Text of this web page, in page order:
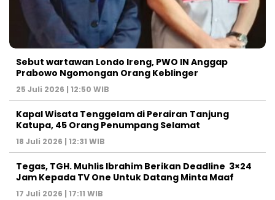
Sebut wartawan Londo Ireng, PWO IN Anggap
Prabowo Ngomongan Orang Keblinger
25 Juli 2026 | 12:50 WIB
Kapal Wisata Tenggelam di Perairan Tanjung
Katupa, 45 Orang Penumpang Selamat
18 Juli 2026 | 12:31 WIB
Tegas, TGH. Muhlis Ibrahim Berikan Deadline 3×24
Jam Kepada TV One Untuk Datang Minta Maaf
17 Juli 2026 | 17:11 WIB